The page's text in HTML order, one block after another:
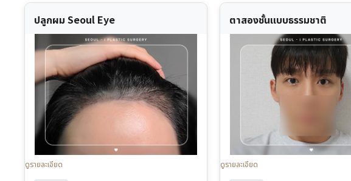
ปลูกผม Seoul Eye
ดูรายละเอียด
ตาสองชั้นแบบธรรมชาติ
ดูรายละเอียด